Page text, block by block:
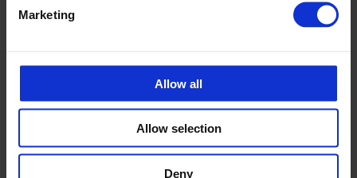
Marketing
Allow all
Allow selection
Deny